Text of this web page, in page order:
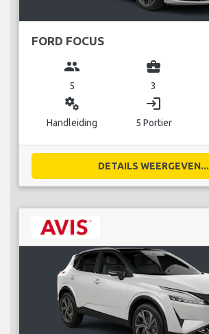
FORD FOCUS
group
5
business_center
3
miscellaneous_services
Handleiding
login
5 Portier
DETAILS WEERGEVEN...